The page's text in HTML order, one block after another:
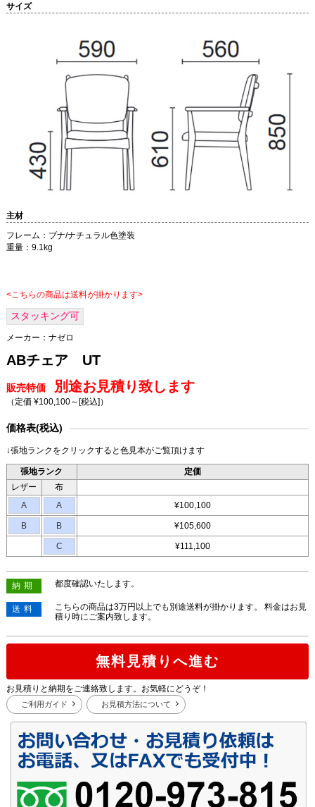
サイズ
主材
フレーム：ブナ/ナチュラル色塗装
重量：9.1kg
<こちらの商品は送料が掛かります>
スタッキング可
メーカー： ナゼロ
ABチェア UT
販売特価 別途お見積り致します
（定価 ¥100,100～ [税込] ）
価格表(税込)
↓張地ランクをクリックすると色見本がご覧頂けます
張地ランク
定価
レザー
布
A
A ¥100,100
B B ¥105,600
C ¥111,100
納期 都度確認いたします。
送料
こちらの商品は3万円以上でも別途送料が掛かります。 料金はお見
積り時にご案内致します。
無料見積りへ進む
お見積りと納期をご連絡致します。お気軽にどうぞ！
ご利用ガイド お見積方法について